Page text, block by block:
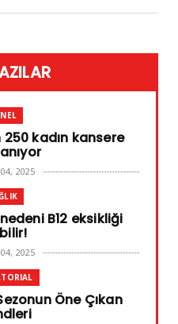
kadın kansere
2025
B12 eksikliği
2025
Öne Çıkan